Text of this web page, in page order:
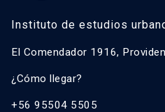
Instituto de estudios
El Comendador 1916,
¿Cómo llegar?
+56 95504 5505